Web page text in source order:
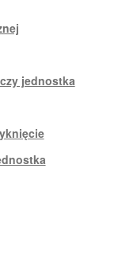
jednostka